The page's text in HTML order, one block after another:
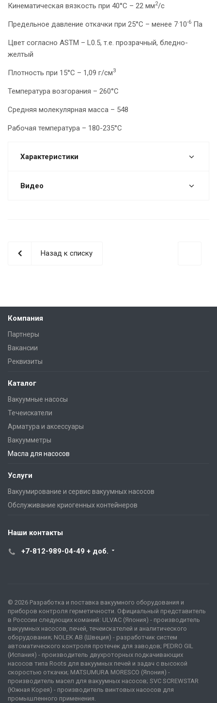
Кинематическая вязкость при 40°С – 22 мм2/с
Предельное давление откачки при 25°С – менее 7.10-6 Па
Цвет согласно ASTM – L0.5, т.е. прозрачный, бледно-
желтый
Плотность при 15°С – 1,09 г/см3
Температура возгорания – 260°С
Средняя молекулярная масса – 548
Рабочая температура – 180-235°С
Характеристики
Видео
Назад к списку
Компания
Партнеры
Вакансии
Реквизиты
Каталог
Вакуумные насосы
Течеискатели
Арматура и аксессуары
Вакуумметры
Масла для насосов
Услуги
Вакуумирование и сервис вакуумных насосов
Обслуживание криогенных контейнеров
Наши контакты
+7-812-989-04-49 + доб.
© 2026 Разработка и поставка вакуумного оборудования и
приборов контроля герметичности. Официальный представитель
в Росссии следующих команий: ULVAC (Япония) - производитель
вакуумных насосов, печей, течеискателей и аналитического
оборудования; NOLEK AB (Швеция) - разработчик систем
автоматического контроля протечек для заводов; PEDRO GIL
(Испания) - производитель двухроторных подкачивающих
насосов типа Roots для вакуумных печей и задач с высокой
скоростью откачки; MATSUMURA MORESCO (Япония) -
производитель масел для вакуумных насосов; SVC SCREWSTAR
(Южная Корея) - производитель винтовых насосов для
промышленного применения.